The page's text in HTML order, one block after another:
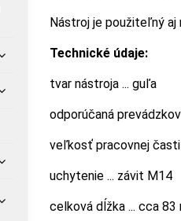
Nástroj je použiteľný aj
Technické údaje:
tvar nástroja ... guľa
odporúčaná
veľkosť pracovnej
uchytenie ... závit M14
celková dĺžka ... cca 83